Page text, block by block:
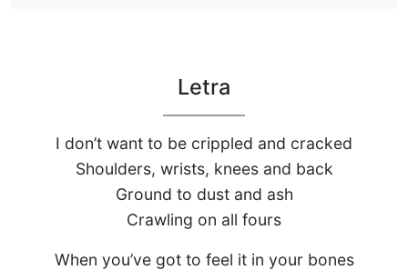
Letra
I don’t want to be crippled and cracked
Shoulders, wrists, knees and back
Ground to dust and ash
Crawling on all fours
When you’ve got to feel it in your bones